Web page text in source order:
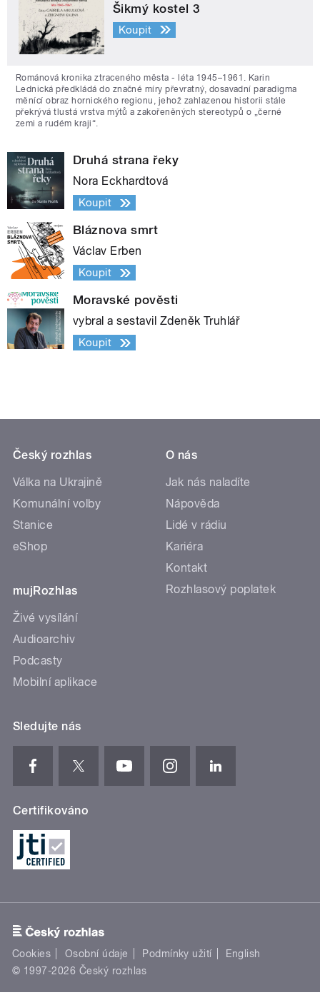
Šikmý kostel 3
Koupit
Románová kronika ztraceného města - léta 1945–1961. Karin
Lednická předkládá do značné míry převratný, dosavadní paradigma
měnící obraz hornického regionu, jehož zahlazenou historii stále
překrývá tlustá vrstva mýtů a zakořeněných stereotypů o „černé
zemi a rudém kraji“.
Druhá strana řeky
Nora Eckhardtová
Koupit
Bláznova smrt
Václav Erben
Koupit
Moravské pověsti
vybral a sestavil Zdeněk Truhlář
Koupit
Český rozhlas
Válka na Ukrajině
Komunální volby
Stanice
eShop
mujRozhlas
Živé vysílání
Audioarchiv
Podcasty
Mobilní aplikace
O nás
Jak nás naladíte
Nápověda
Lidé v rádiu
Kariéra
Kontakt
Rozhlasový poplatek
Sledujte nás
Certifikováno
Cookies Osobní údaje Podmínky užití
English
© 1997-2026 Český rozhlas